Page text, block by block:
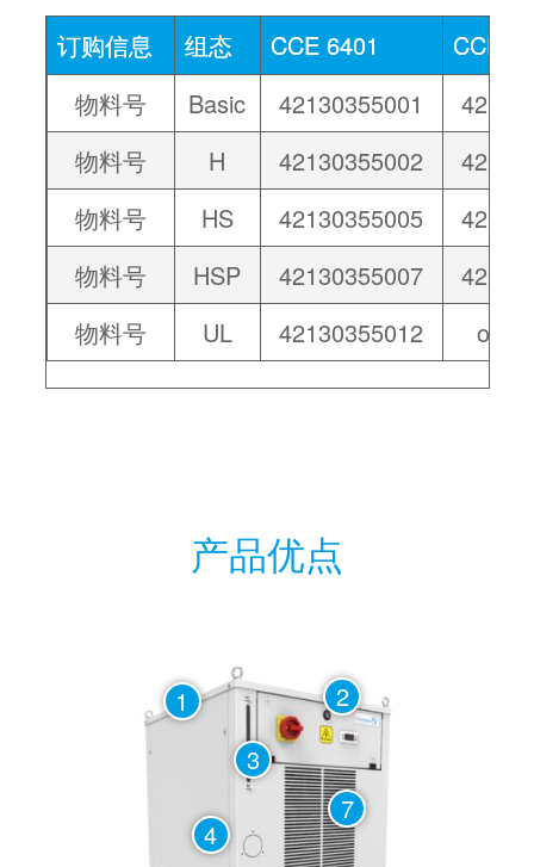
订购信息 组态 CCE 6401
CCE
物料号
Basic 42130355001
物料号
H 42130355002
物料号
HS 42130355005
物料号
HSP 42130355007
物料号
UL 42130355012 on
产品优点
1
2
3
4
7